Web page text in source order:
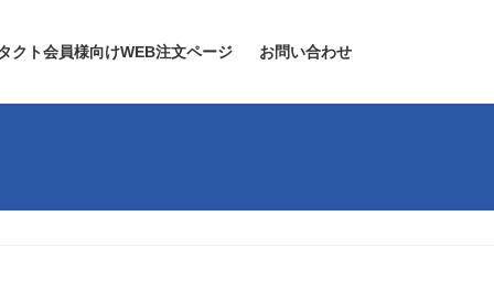
クト会員様向けWEB注文ページ お問い合わせ